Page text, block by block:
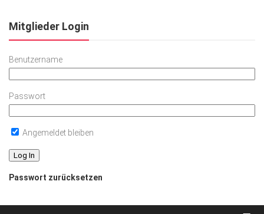
Mitglieder Login
Benutzername
Passwort
Angemeldet bleiben
Passwort zurücksetzen